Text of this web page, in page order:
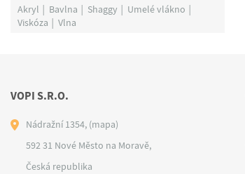
Akryl Bavlna Shaggy
Umelé vlákno
Viskóza
Vlna
VOPI S.R.O.
Nádražní 1354, (mapa)
592 31 Nové Město na Moravě,
Česká republika